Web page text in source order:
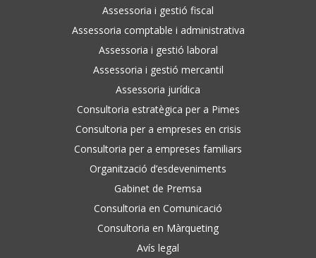
Assessoria i gestió fiscal
Assessoria comptable i administrativa
Assessoria i gestió laboral
Assessoria i gestió mercantil
Assessoria jurídica
Consultoria estratègica per a Pimes
Consultoria per a empreses en crisis
Consultoria per a empreses familiars
Organització d’esdeveniments
Gabinet de Premsa
Consultoria en Comunicació
Consultoria en Màrqueting
Avís legal